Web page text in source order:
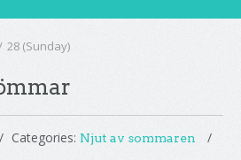
28 (Sunday)
Categories: Njut av sommaren